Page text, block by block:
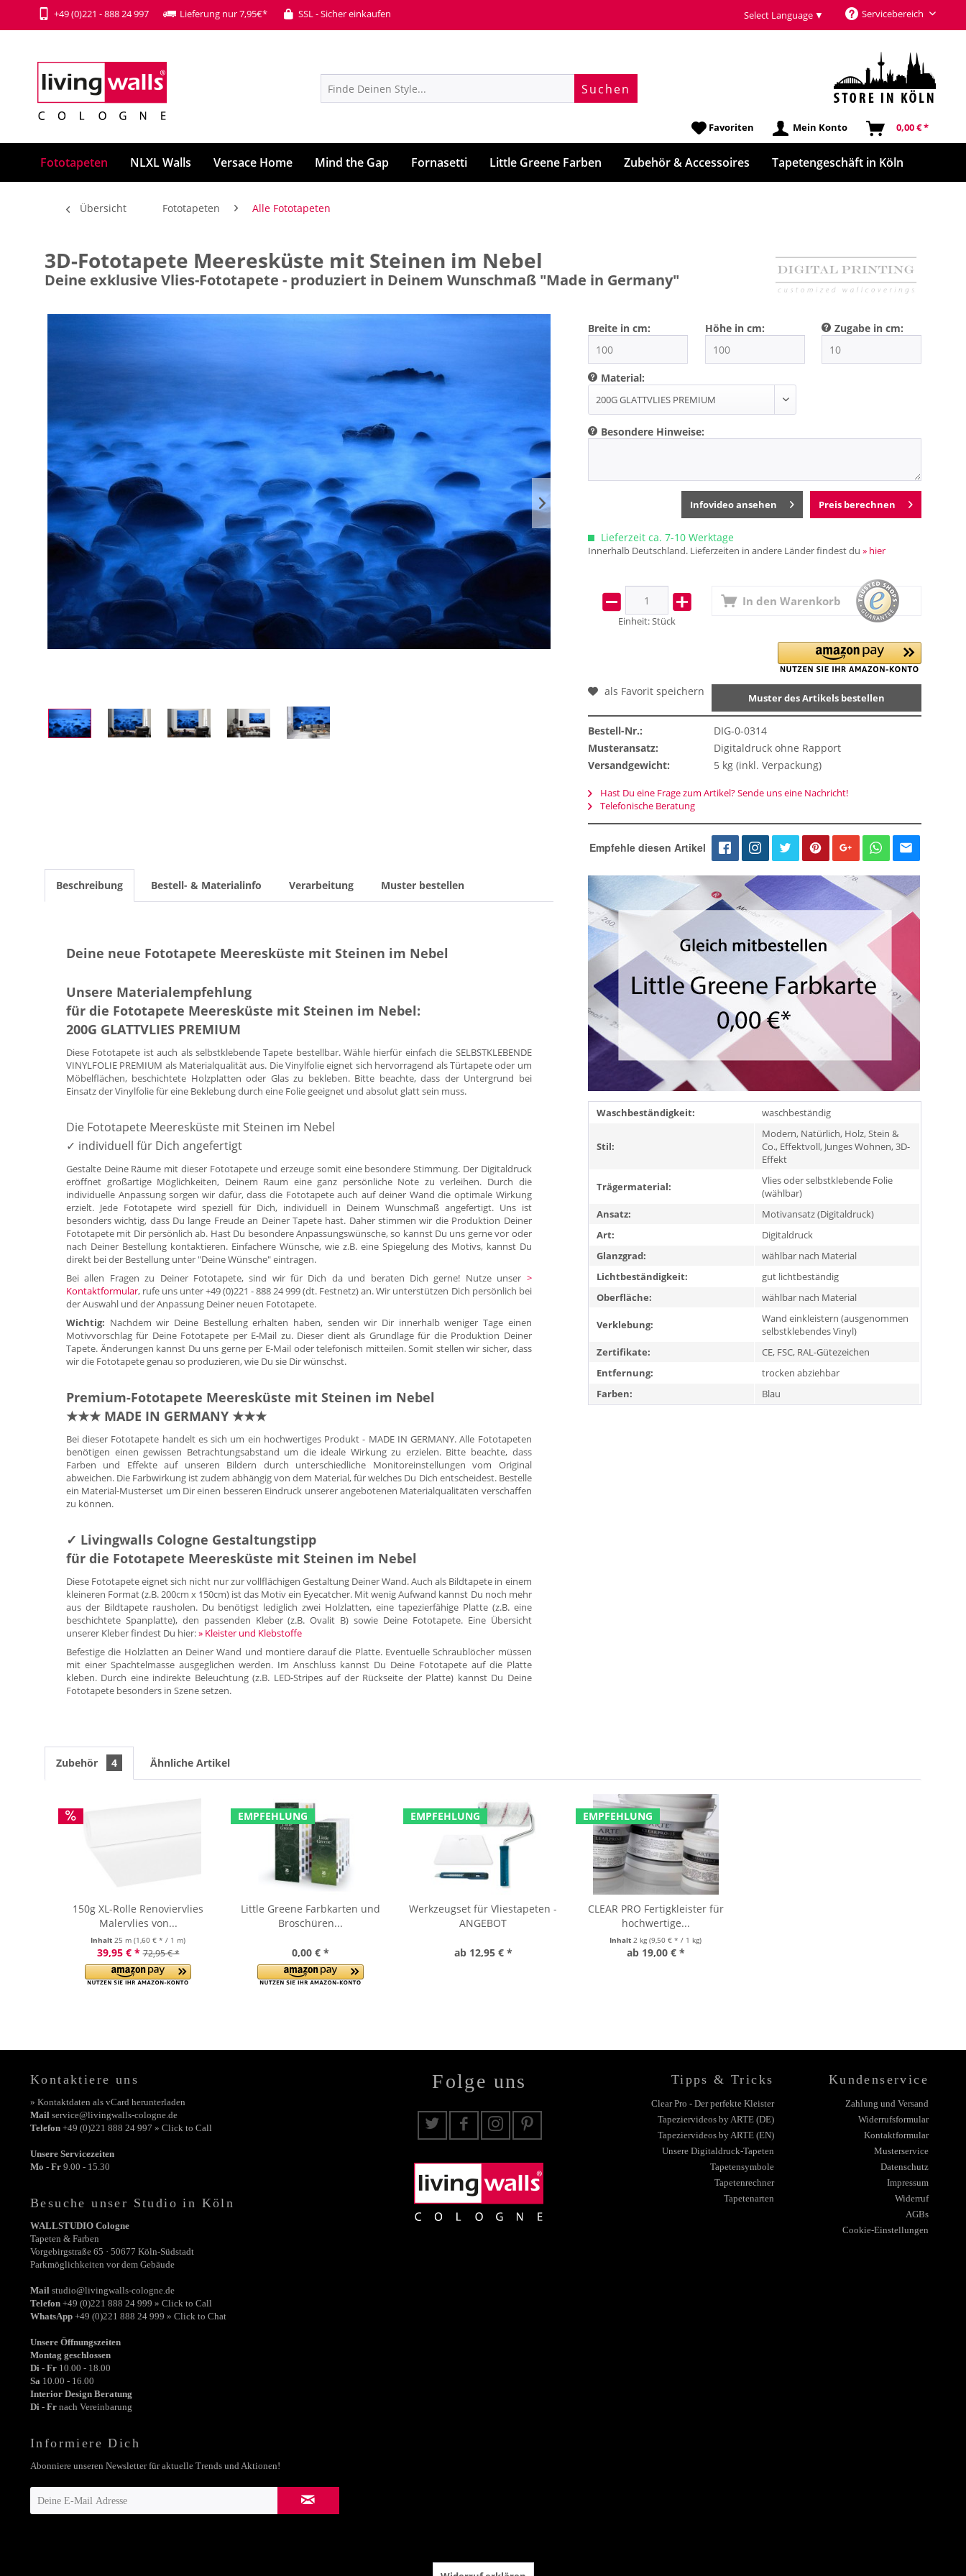
+49 (0)221 - 888 24 997 Lieferung nur 7,95€* SSL - Sicher einkaufen Servicebereich
Select Language ▼
Suchen
Favoriten Mein Konto 0,00 € *
Fototapeten NLXL Walls Versace Home Mind the Gap Fornasetti Little Greene Farben Zubehör & Accessoires Tapetengeschäft in Köln
Übersicht Fototapeten Alle Fototapeten
3D-Fototapete Meeresküste mit Steinen im Nebel
Deine exklusive Vlies-Fototapete - produziert in Deinem Wunschmaß "Made in Germany"
Breite in cm: Höhe in cm: Zugabe in cm:
Material:
Besondere Hinweise:
Preis berechnen
Infovideo ansehen
Lieferzeit ca. 7-10 Werktage
Innerhalb Deutschland. Lieferzeiten in andere Länder findest du» hier
Einheit:Stück
In den Warenkorb
Muster des Artikels bestellen
als Favorit speichern
Bestell-Nr.:
DIG-0-0314
Musteransatz:
Digitaldruck ohne Rapport
Versandgewicht:
5 kg (inkl. Verpackung)
Hast Du eine Frage zum Artikel? Sende uns eine Nachricht!
Telefonische Beratung
Empfehle diesen Artikel
Waschbeständigkeit: waschbeständig
Stil:
Modern, Natürlich, Holz, Stein &
Co., Effektvoll, Junges Wohnen, 3D-
Effekt
Trägermaterial:
Vlies oder selbstklebende Folie
(wählbar)
Ansatz:
Motivansatz (Digitaldruck)
Art:
Digitaldruck
Glanzgrad:
wählbar nach Material
Lichtbeständigkeit:
gut lichtbeständig
Oberfläche:
wählbar nach Material
Verklebung:
Wand einkleistern (ausgenommen
selbstklebendes Vinyl)
Zertifikate:
CE, FSC, RAL-Gütezeichen
Entfernung:
trocken abziehbar
Farben:
Blau
Beschreibung Bestell- & Materialinfo Verarbeitung Muster bestellen
Deine neue Fototapete Meeresküste mit Steinen im Nebel
Unsere Materialempfehlung
für die Fototapete Meeresküste mit Steinen im Nebel:
200G GLATTVLIES PREMIUM
Diese Fototapete ist auch als selbstklebende Tapete bestellbar. Wähle hierfür einfach die SELBSTKLEBENDE
VINYLFOLIE PREMIUM als Materialqualität aus. Die Vinylfolie eignet sich hervorragend als Türtapete oder um
Möbelflächen, beschichtete Holzplatten oder Glas zu bekleben. Bitte beachte, dass der Untergrund bei
Einsatz der Vinylfolie für eine Beklebung durch eine Folie geeignet und absolut glatt sein muss.
Die Fototapete Meeresküste mit Steinen im Nebel
✓ individuell für Dich angefertigt
Gestalte Deine Räume mit dieser Fototapete und erzeuge somit eine besondere Stimmung. Der Digitaldruck
eröffnet großartige Möglichkeiten, Deinem Raum eine ganz persönliche Note zu verleihen. Durch die
individuelle Anpassung sorgen wir dafür, dass die Fototapete auch auf deiner Wand die optimale Wirkung
erzielt. Jede Fototapete wird speziell für Dich, individuell in Deinem Wunschmaß angefertigt. Uns ist
besonders wichtig, dass Du lange Freude an Deiner Tapete hast. Daher stimmen wir die Produktion Deiner
Fototapete mit Dir persönlich ab. Hast Du besondere Anpassungswünsche, so kannst Du uns gerne vor oder
nach Deiner Bestellung kontaktieren. Einfachere Wünsche, wie z.B. eine Spiegelung des Motivs, kannst Du
direkt bei der Bestellung unter "Deine Wünsche" eintragen.
Bei allen Fragen zu Deiner Fototapete, sind wir für Dich da und beraten Dich gerne! Nutze unser >
Kontaktformular, rufe uns unter +49 (0)221 - 888 24 999 (dt. Festnetz) an. Wir unterstützen Dich persönlich bei
der Auswahl und der Anpassung Deiner neuen Fototapete.
Wichtig: Nachdem wir Deine Bestellung erhalten haben, senden wir Dir innerhalb weniger Tage einen
Motivvorschlag für Deine Fototapete per E-Mail zu. Dieser dient als Grundlage für die Produktion Deiner
Tapete. Änderungen kannst Du uns gerne per E-Mail oder telefonisch mitteilen. Somit stellen wir sicher, dass
wir die Fototapete genau so produzieren, wie Du sie Dir wünschst.
Premium-Fototapete Meeresküste mit Steinen im Nebel
★★★ MADE IN GERMANY ★★★
Bei dieser Fototapete handelt es sich um ein hochwertiges Produkt - MADE IN GERMANY. Alle Fototapeten
benötigen einen gewissen Betrachtungsabstand um die ideale Wirkung zu erzielen. Bitte beachte, dass
Farben und Effekte auf unseren Bildern durch unterschiedliche Monitoreinstellungen vom Original
abweichen. Die Farbwirkung ist zudem abhängig von dem Material, für welches Du Dich entscheidest. Bestelle
ein Material-Musterset um Dir einen besseren Eindruck unserer angebotenen Materialqualitäten verschaffen
zu können.
✓ Livingwalls Cologne Gestaltungstipp
für die Fototapete Meeresküste mit Steinen im Nebel
Diese Fototapete eignet sich nicht nur zur vollflächigen Gestaltung Deiner Wand. Auch als Bildtapete in einem
kleineren Format (z.B. 200cm x 150cm) ist das Motiv ein Eyecatcher. Mit wenig Aufwand kannst Du noch mehr
aus der Bildtapete rausholen. Du benötigst lediglich zwei Holzlatten, eine tapezierfähige Platte (z.B. eine
beschichtete Spanplatte), den passenden Kleber (z.B. Ovalit B) sowie Deine Fototapete. Eine Übersicht
unserer Kleber findest Du hier:» Kleister und Klebstoffe
Befestige die Holzlatten an Deiner Wand und montiere darauf die Platte. Eventuelle Schraublöcher müssen
mit einer Spachtelmasse ausgeglichen werden. Im Anschluss kannst Du Deine Fototapete auf die Platte
kleben. Durch eine indirekte Beleuchtung (z.B. LED-Stripes auf der Rückseite der Platte) kannst Du Deine
Fototapete besonders in Szene setzen.
Zubehör 4 Ähnliche Artikel
150g XL-Rolle Renoviervlies
Malervlies von...
Inhalt 25 m (1,60 € * / 1 m)
39,95 € * 72,95 € *
EMPFEHLUNG
Little Greene Farbkarten und
Broschüren...
0,00 € *
EMPFEHLUNG
Werkzeugset für Vliestapeten -
ANGEBOT
ab 12,95 € *
EMPFEHLUNG
CLEAR PRO Fertigkleister für
hochwertige...
Inhalt 2 kg (9,50 € * / 1 kg)
ab 19,00 € *
Kontaktiere uns
» Kontaktdaten als vCard herunterladen
Mail service@livingwalls-cologne.de
Telefon +49 (0)221 888 24 997 » Click to Call
Unsere Servicezeiten
Mo - Fr 9.00 - 15.30
Besuche unser Studio in Köln
WALLSTUDIO Cologne
Tapeten & Farben
Vorgebirgstraße 65 · 50677 Köln-Südstadt
Parkmöglichkeiten vor dem Gebäude
Mail studio@livingwalls-cologne.de
Telefon +49 (0)221 888 24 999 » Click to Call
WhatsApp +49 (0)221 888 24 999 » Click to Chat
Unsere Öffnungszeiten
Montag geschlossen
Di - Fr 10.00 - 18.00
Sa 10.00 - 16.00
Interior Design Beratung
Di - Fr nach Vereinbarung
Informiere Dich
Abonniere unseren Newsletter für aktuelle Trends und Aktionen!
Tipps & Tricks
Clear Pro - Der perfekte Kleister
Tapeziervideos by ARTE (DE)
Tapeziervideos by ARTE (EN)
Unsere Digitaldruck-Tapeten
Tapetensymbole
Tapetenrechner
Tapetenarten
Kundenservice
Zahlung und Versand
Widerrufsformular
Kontaktformular
Musterservice
Datenschutz
Impressum
Widerruf
AGBs
Cookie-Einstellungen
Folge uns